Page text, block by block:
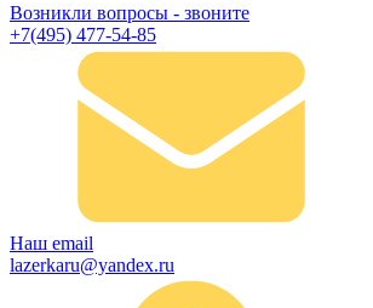
Возникли вопросы - звоните
+7(495) 477-54-85
Наш email
lazerkaru@yandex.ru